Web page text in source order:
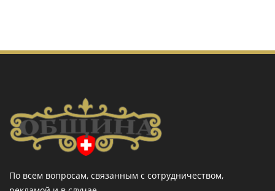
По всем вопросам, связанным с сотрудничеством,